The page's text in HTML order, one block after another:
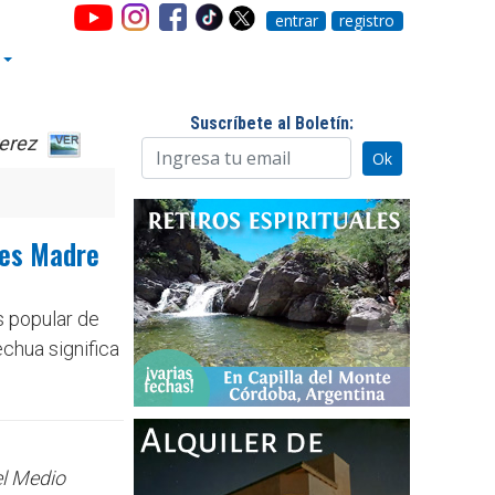
entrar registro
Madre
popular de
significa
Medio
Suscríbete al Boletín: